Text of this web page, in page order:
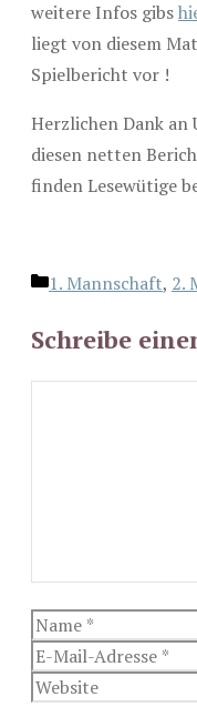
weitere Infos gibs
liegt von diesem
Spielbericht vor !
Herzlichen Dank an
diesen netten
finden Lesewütige
Kategorien
1. Mannschaft, 2.
Schreibe
Name
E-
Mail-
Website